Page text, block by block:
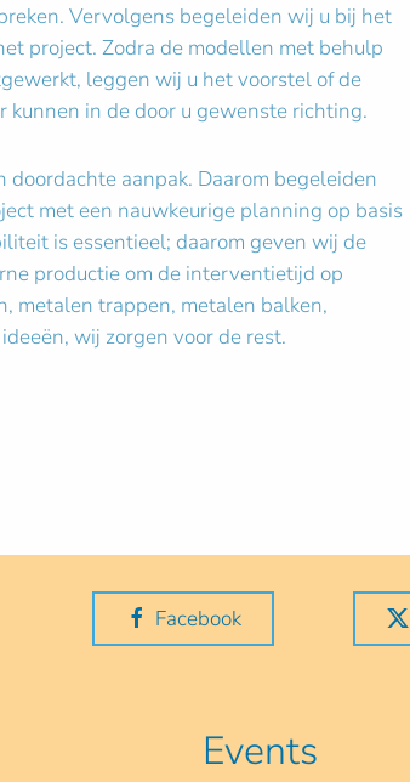
Vervolgens begeleiden wij u bij het
project. Zodra de modellen met behulp
leggen wij u het voorstel of de
in de door u gewenste richting.
doordachte aanpak. Daarom begeleiden
met een nauwkeurige planning op basis
is essentieel; daarom geven wij de
productie om de interventietijd op
metalen trappen, metalen balken,
wij zorgen voor de rest.
Facebook
Events